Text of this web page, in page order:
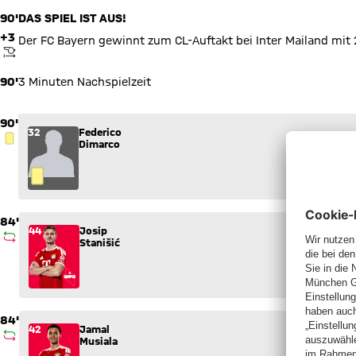
90'
+3
ANPFIFF
DAS SPIEL IST AUS!
Der FC Bayern gewinnt zum CL-Auftakt bei Inter Mailand mit
90'3 Minuten Nachspielzeit
90'
GELBE KARTE
32
Federico
Dimarco
84'
AUSWECHSLUNG
Wechsel: Josip Stanišić (44) kommt für Lucas Hernández
44
Josip
Stanišić
84'
AUSWECHSLUNG
Wechsel: Jamal Musiala (42) kommt für Leroy Sané (10) ins
42
Jamal
Musiala